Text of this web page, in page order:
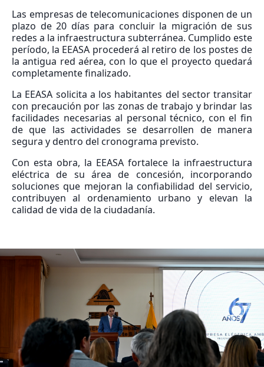
Las empresas de telecomunicaciones disponen de un
plazo de 20 días para concluir la migración de sus
redes a la infraestructura subterránea. Cumplido este
período, la EEASA procederá al retiro de los postes de
la antigua red aérea, con lo que el proyecto quedará
completamente finalizado.
La EEASA solicita a los habitantes del sector transitar
con precaución por las zonas de trabajo y brindar las
facilidades necesarias al personal técnico, con el fin
de que las actividades se desarrollen de manera
segura y dentro del cronograma previsto.
Con esta obra, la EEASA fortalece la infraestructura
eléctrica de su área de concesión, incorporando
soluciones que mejoran la confiabilidad del servicio,
contribuyen al ordenamiento urbano y elevan la
calidad de vida de la ciudadanía.